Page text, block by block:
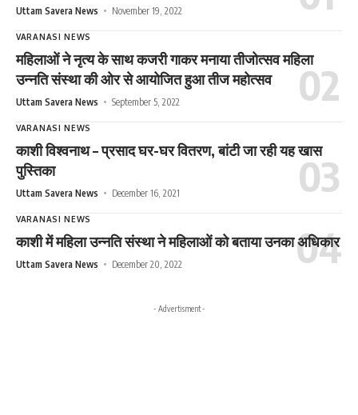
Uttam Savera News November 19, 2022
VARANASI NEWS
महिलाओं ने नृत्य के साथ कजरी गाकर मनाया तीजोत्सव महिला
उन्नति संस्था की ओर से आयोजित हुआ तीज महोत्सव
Uttam Savera News September 5, 2022
VARANASI NEWS
काशी विश्वनाथ – प्रसाद घर-घर वितरण, बांटी जा रही यह खास
पुस्तिका
Uttam Savera News December 16, 2021
VARANASI NEWS
काशी में महिला उन्नति संस्था ने महिलाओं को बताया उनका अधिकार
Uttam Savera News December 20, 2022
- Advertisment -